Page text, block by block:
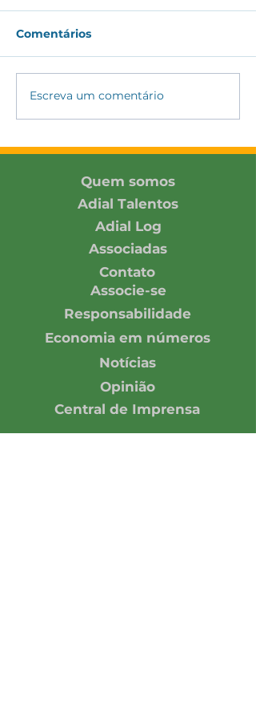
ADIAL amplia
conexões com
no SIAVS 2026
Comentários
Escreva um comentário
Quem somos
Adial Talentos
Adial Log
Associadas
Contato
Associe-se
Responsabilidade
Economia em números
Notícias
Opinião
Central de Imprensa